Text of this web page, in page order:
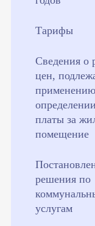
Тарифы
Сведения о
цен,
платы за
помещение
решения по
услугам